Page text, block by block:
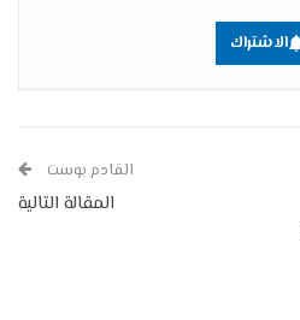
الاشتراك
القادم بوست
المقالة التالية